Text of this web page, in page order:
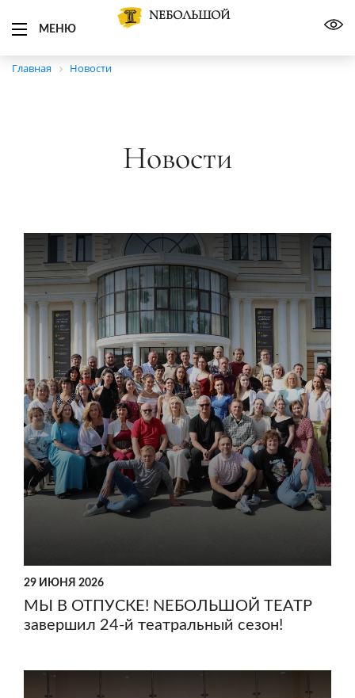
МЕНЮ
NЕБОЛЬШОЙ
Главная Новости
Новости
29 ИЮНЯ 2026
МЫ В ОТПУСКЕ! NEБОЛЬШОЙ ТЕАТР
завершил 24-й театральный сезон!